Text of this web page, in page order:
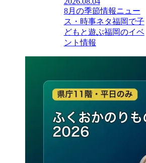
8月の季節情報ニュー
ス・時事ネタ福岡で子
どもと遊ぶ福岡のイベ
ント情報